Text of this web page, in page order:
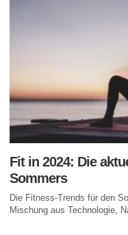
Fit in 2024: Die
Sommers
Die Fitness-Trends für den
Mischung aus Technologie,